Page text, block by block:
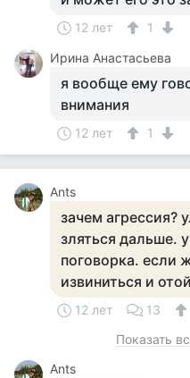
12 лет
1
Ирина Анастасьева
я вообще ему
внимания
12 лет 1
Ants
зачем агрессия?
зляться дальше.
поговорка. если
извиниться и
12 лет 13
Показать
Ants